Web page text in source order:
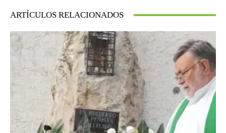
ARTÍCULOS RELACIONADOS